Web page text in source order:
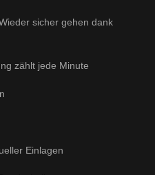
sicher gehen dank
zählt jede Minute
Einlagen